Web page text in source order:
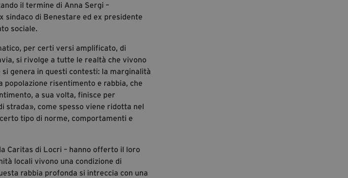
il termine di Anna Sergi –
sindaco di Benestare ed ex presidente
sociale.
per certi versi amplificato, di
si rivolge a tutte le realtà che vivono
genera in questi contesti: la marginalità
popolazione risentimento e rabbia, che
a sua volta, finisce per
strada», come spesso viene ridotta nel
tipo di norme, comportamenti e
Caritas di Locri – hanno offerto il loro
locali vivono una condizione di
rabbia profonda si intreccia con una